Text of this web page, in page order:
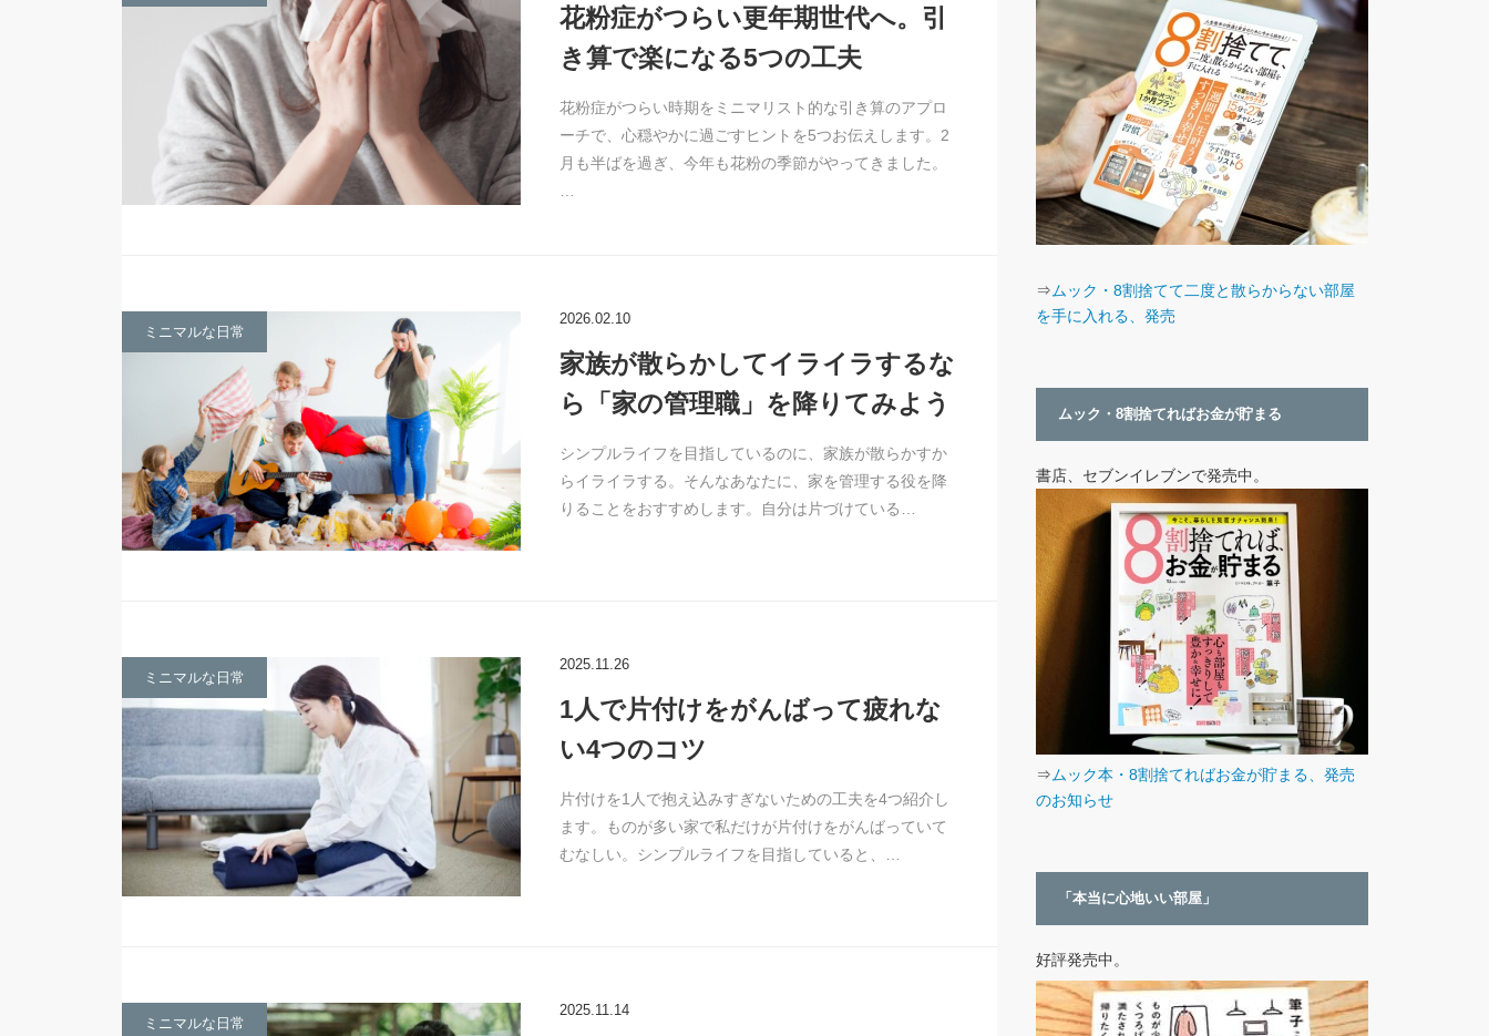
花粉症がつらい更年期世代へ。引
き算で楽になる5つの工夫
花粉症がつらい時期をミニマリスト的な引き算のアプロ
ーチで、心穏やかに過ごすヒントを5つお伝えします。2
月も半ばを過ぎ、今年も花粉の季節がやってきました。
ミニマルな日常
2026.02.10
家族が散らかしてイライラするな
ら「家の管理職」を降りてみよう
シンプルライフを目指しているのに、家族が散らかすか
らイライラする。そんなあなたに、家を管理する役を降
りることをおすすめします。自分は片づけている…
ミニマルな日常
2025.11.26
1人で片付けをがんばって疲れな
い4つのコツ
片付けを1人で抱え込みすぎないための工夫を4つ紹介し
ます。ものが多い家で私だけが片付けをがんばっていて
むなしい。シンプルライフを目指していると、…
ミニマルな日常
2025.11.14
⇒ムック・8割捨てて二度と散らからない部屋
を手に入れる、発売
ムック・8割捨てればお金が貯まる
書店、セブンイレブンで発売中。
⇒ムック本・8割捨てればお金が貯まる、発売
のお知らせ
「本当に心地いい部屋」
好評発売中。